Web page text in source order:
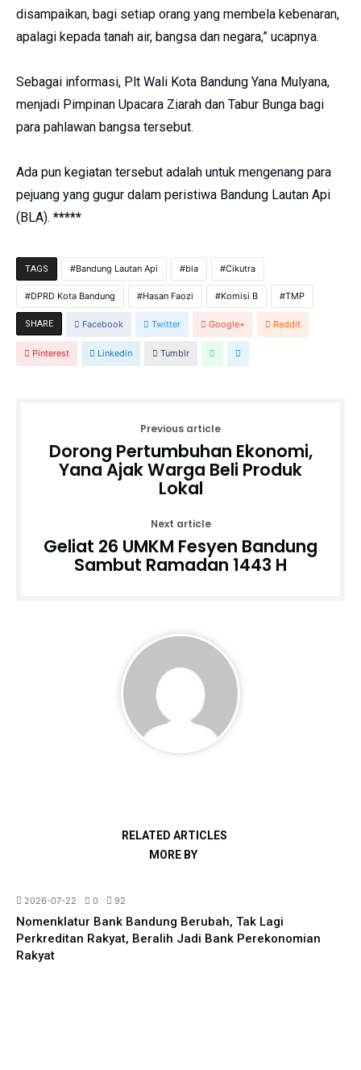
disampaikan, bagi setiap orang yang membela kebenaran,
apalagi kepada tanah air, bangsa dan negara,” ucapnya.
Sebagai informasi, Plt Wali Kota Bandung Yana Mulyana,
menjadi Pimpinan Upacara Ziarah dan Tabur Bunga bagi
para pahlawan bangsa tersebut.
Ada pun kegiatan tersebut adalah untuk mengenang para
pejuang yang gugur dalam peristiwa Bandung Lautan Api
(BLA). *****
TAGS Bandung Lautan Api bla Cikutra
DPRD Kota Bandung Hasan Faozi Komisi B TMP
SHARE Facebook Twitter Google+ Reddit
Pinterest Linkedin Tumblr
Previous article
Dorong Pertumbuhan Ekonomi,
Yana Ajak Warga Beli Produk
Lokal
Next article
Geliat 26 UMKM Fesyen Bandung
Sambut Ramadan 1443 H
RELATED ARTICLES
MORE BY
2026-07-22 0 92
Nomenklatur Bank Bandung Berubah, Tak Lagi
Perkreditan Rakyat, Beralih Jadi Bank Perekonomian
Rakyat